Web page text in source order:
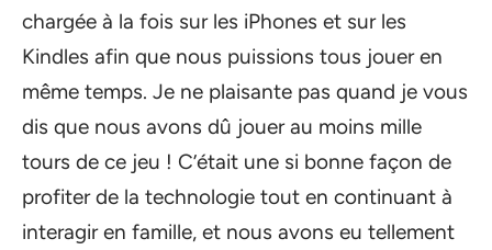
chargée à la fois sur les iPhones et sur les
Kindles afin que nous puissions tous jouer en
même temps. Je ne plaisante pas quand je vous
dis que nous avons dû jouer au moins mille
tours de ce jeu ! C’était une si bonne façon de
profiter de la technologie tout en continuant à
interagir en famille, et nous avons eu tellement